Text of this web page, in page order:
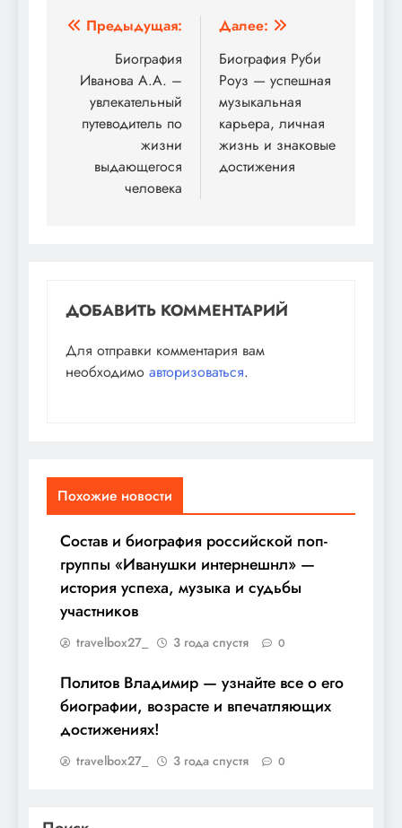
Навигация
записям
Предыдущая:
Биография
Иванова А.А. –
увлекательный
путеводитель по
жизни
выдающегося
человека
Далее:
Биография Руби
Роуз — успешная
музыкальная
карьера, личная
жизнь и знаковые
достижения
ДОБАВИТЬ КОММЕНТАРИЙ
Для отправки комментария вам
необходимо авторизоваться.
Похожие новости
Состав и биография российской поп-
группы «Иванушки интернешнл» —
история успеха, музыка и судьбы
участников
travelbox27_ 3 года спустя 0
Политов Владимир — узнайте все о его
биографии, возрасте и впечатляющих
достижениях!
travelbox27_ 3 года спустя 0